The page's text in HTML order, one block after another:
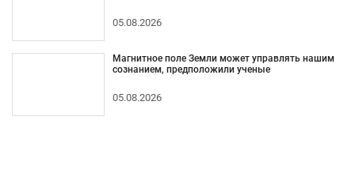
05.08.2026
Магнитное поле Земли может управлять нашим
сознанием, предположили ученые
05.08.2026